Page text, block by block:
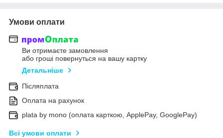
Умови оплати
Ви отримаєте замовлення
або гроші повернуться на вашу картку
Детальніше
Післяплата
Оплата на рахунок
plata by mono (оплата карткою, ApplePay, GooglePay)
Всі умови оплати